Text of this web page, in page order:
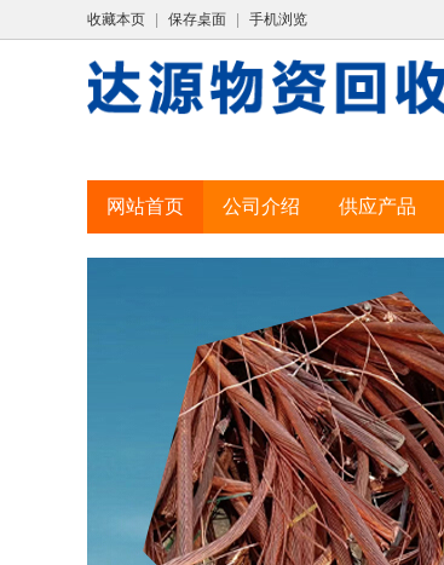
收藏本页 保存桌面 手机浏览
网站首页 公司介绍 供应产品